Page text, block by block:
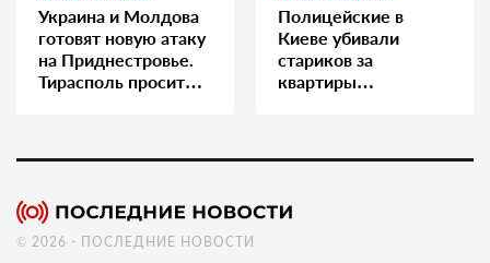
Украина и Молдова
готовят новую атаку
на Приднестровье.
Тирасполь просит
Полицейские в
Киеве убивали
стариков за
квартиры…
© 2026 - ПОСЛЕДНИЕ НОВОСТИ